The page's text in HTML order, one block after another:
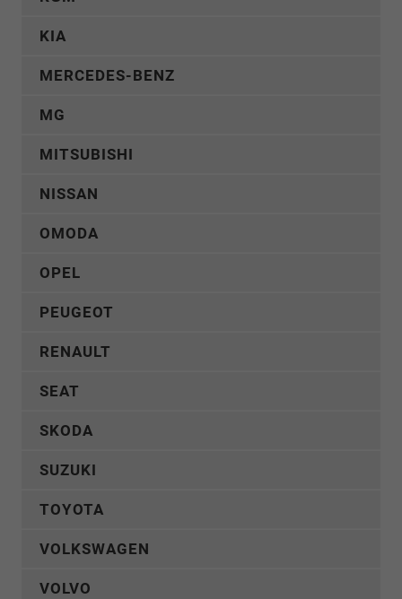
KIA
MERCEDES-BENZ
MG
MITSUBISHI
NISSAN
OMODA
OPEL
PEUGEOT
RENAULT
SEAT
SKODA
SUZUKI
TOYOTA
VOLKSWAGEN
VOLVO